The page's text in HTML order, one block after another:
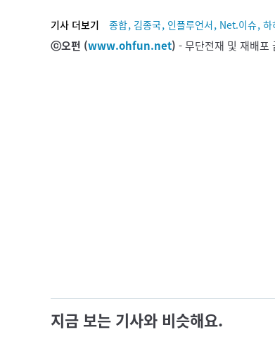
기사 더보기 종합, 김종국, 인플루언서, Net.이슈, 하
ⓒ오펀 (www.ohfun.net) - 무단전재 및 재배포
지금 보는 기사와 비슷해요.